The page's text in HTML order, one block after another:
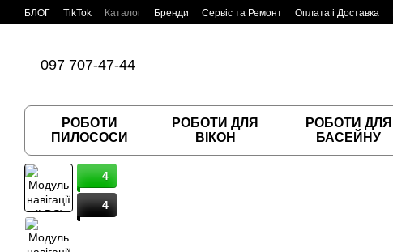
Перейти до основного контенту
БЛОГ TikTok Каталог Бренди Сервіс та Ремонт Оплата і Доставка
097 707-47-44
РОБОТИ
ПИЛОСОСИ
РОБОТИ ДЛЯ
ВІКОН
РОБОТИ ДЛЯ
БАСЕЙНУ
4
4